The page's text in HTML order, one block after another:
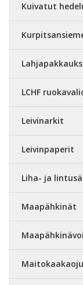
Kuivatut
LCHF
Leivinarkit
Leivinpaperit
Liha- ja
Maapähkinät